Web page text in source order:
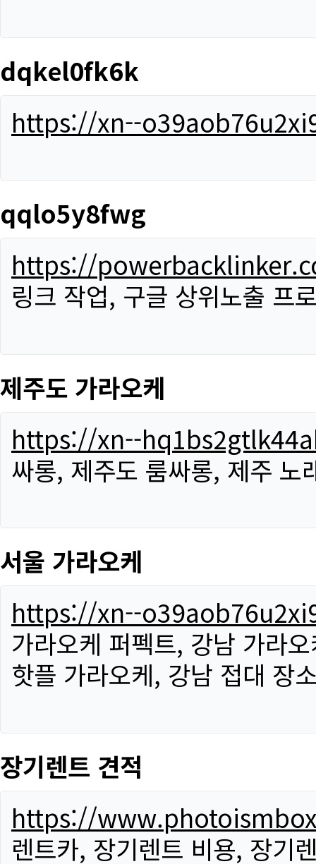
dqkel0fk6k
https://xn--
qqlo5y8fwg
https://
링크 작업, 구글 상위노출 프
제주도 가라오케
https://xn--
싸롱, 제주도 룸싸롱, 제주 노
서울 가라오케
https://xn--
가라오케 퍼펙트, 강남 가라
핫플 가라오케, 강남 접대 장
장기렌트 견적
https://
렌트카, 장기렌트 비용, 장기